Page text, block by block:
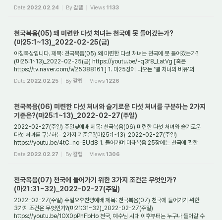
최소한의 조건은 무...
Date 2022.02.24 By갈렙 Views 1133
천국복음(05) 왜 미련한 다섯 처녀는 천국에 못 들어갔는가?
(마25:1~13)_2022-02-25(금)
아침묵상입니다. 제목: 천국복음(05) 왜 미련한 다섯 처녀는 천국에 못 들어갔는가?
(마25:1~13)_2022-02-25(금) https://youtu.be/-q3f8_LatVg [혹은
https://tv.naver.com/v/25388161 ] 1. 마25장에 나오는 '열 처녀의 비유'의
주제는 무엇인가? 마태복음 25...
Date 2022.02.25 By갈렙 Views 1226
천국복음(06) 미련한 다섯 처녀와 슬기로운 다섯 처녀를 구분하는 2가지
기준은?(마25:1~13)_2022-02-27(주일)
2022-02-27(주일) 주일낮예배 제목: 천국복음(06) 미련한 다섯 처녀와 슬기로운
다섯 처녀를 구분하는 2가지 기준은?(마25:1~13)_2022-02-27(주일)
https://youtu.be/4tC_no-EUd8 1. 들어가며 마태복음 25장에는 천국에 관한
3가지 비유가 등장한다. 그것들 중...
Date 2022.02.27 By갈렙 Views 1306
천국복음(07) 천국에 들어가기 위한 3가지 조건은 무엇인가?
(마21:31~32)_2022-02-27(주일)
2022-02-27(주일) 주일오후찬양예배 제목: 천국복음(07) 천국에 들어가기 위한
3가지 조건은 무엇인가?(마21:31~32)_2022-02-27(주일)
https://youtu.be/1OX0pPhFbHo 천국, 예수님 시대 이후부터는 누구나 들어갈 수